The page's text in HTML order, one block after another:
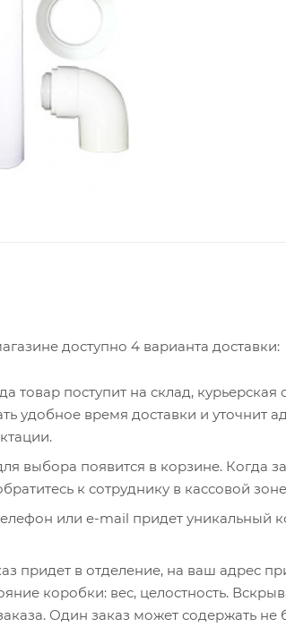
доступно 4 варианта доставки:
товар поступит на склад, курьерская
удобное время доставки и уточнит
выбора появится в корзине. Когда
к сотруднику в кассовой
или e-mail придет уникальный
придет в отделение, на ваш адрес
коробки: вес, целостность.
Один заказ может содержать не